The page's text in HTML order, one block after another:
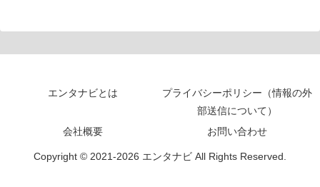
エンタナビとは
プライバシーポリシー（情報の外
部送信について）
会社概要
お問い合わせ
Copyright © 2021-2026 エンタナビ All Rights Reserved.